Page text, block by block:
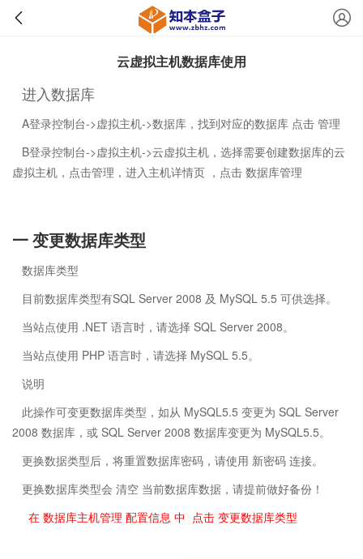
云虚拟主机数据库使用
进入数据库
A登录控制台->虚拟主机->数据库，找到对应的数据库 点击 管理
B登录控制台->虚拟主机->云虚拟主机，选择需要创建数据库的云
虚拟主机，点击管理，进入主机详情页 ，点击 数据库管理
一 变更数据库类型
数据库类型
目前数据库类型有SQL Server 2008 及 MySQL 5.5 可供选择。
当站点使用 .NET 语言时，请选择 SQL Server 2008。
当站点使用 PHP 语言时，请选择 MySQL 5.5。
说明
此操作可变更数据库类型，如从 MySQL5.5 变更为 SQL Server
2008 数据库，或 SQL Server 2008 数据库变更为 MySQL5.5。
更换数据类型后，将重置数据库密码，请使用 新密码 连接。
更换数据库类型会 清空 当前数据库数据，请提前做好备份！
在 数据库主机管理 配置信息 中 点击 变更数据库类型